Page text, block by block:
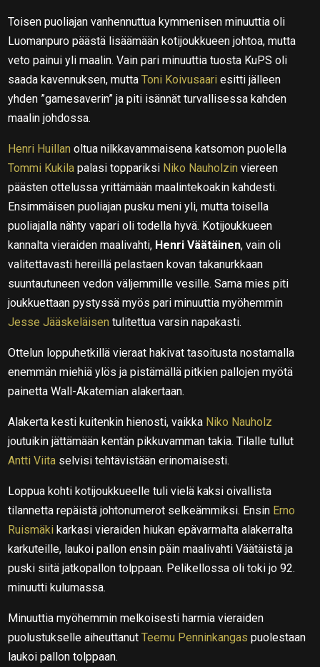
Toisen puoliajan vanhennuttua kymmenisen minuuttia oli
Luomanpuro päästä lisäämään kotijoukkueen johtoa, mutta
veto painui yli maalin. Vain pari minuuttia tuosta KuPS oli
saada kavennuksen, muttaToni Koivusaari esitti jälleen
yhden ”gamesaverin” ja piti isännät turvallisessa kahden
maalin johdossa.
Henri Huillan oltua nilkkavammaisena katsomon puolella
Tommi Kukila palasi toppariksi Niko Nauholzin viereen
päästen ottelussa yrittämään maalintekoakin kahdesti.
Ensimmäisen puoliajan pusku meni yli, mutta toisella
puoliajalla nähty vapari oli todella hyvä. Kotijoukkueen
kannalta vieraiden maalivahti, Henri Väätäinen, vain oli
valitettavasti hereillä pelastaen kovan takanurkkaan
suuntautuneen vedon väljemmille vesille. Sama mies piti
joukkuettaan pystyssä myös pari minuuttia myöhemmin
Jesse Jääskeläisen tulitettua varsin napakasti.
Ottelun loppuhetkillä vieraat hakivat tasoitusta nostamalla
enemmän miehiä ylös ja pistämällä pitkien pallojen myötä
painetta Wall-Akatemian alakertaan.
Alakerta kesti kuitenkin hienosti, vaikka Niko Nauholz
joutuikin jättämään kentän pikkuvamman takia. Tilalle tullut
Antti Viita selvisi tehtävistään erinomaisesti.
Loppua kohti kotijoukkueelle tuli vielä kaksi oivallista
tilannetta repäistä johtonumerot selkeämmiksi. Ensin Erno
Ruismäki karkasi vieraiden hiukan epävarmalta alakerralta
karkuteille, laukoi pallon ensin päin maalivahti Väätäistä ja
puski siitä jatkopallon tolppaan. Pelikellossa oli toki jo 92.
minuutti kulumassa.
Minuuttia myöhemmin melkoisesti harmia vieraiden
puolustukselle aiheuttanut Teemu Penninkangas puolestaan
laukoi pallon tolppaan.